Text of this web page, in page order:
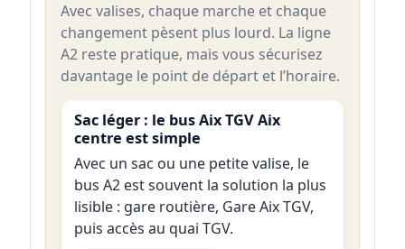
Avec valises, chaque marche et chaque
changement pèsent plus lourd. La ligne
A2 reste pratique, mais vous sécurisez
davantage le point de départ et l’horaire.
Sac léger : le bus Aix TGV Aix
centre est simple
Avec un sac ou une petite valise, le
bus A2 est souvent la solution la plus
lisible : gare routière, Gare Aix TGV,
puis accès au quai TGV.